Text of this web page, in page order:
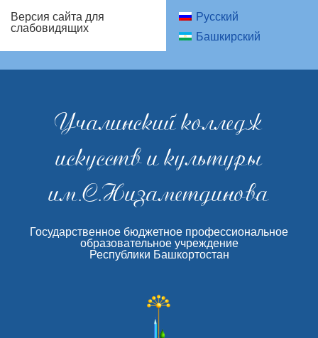
Версия сайта для
слабовидящих
Русский
Башкирский
Учалинский колледж
искусств и культуры
им.С.Низаметдинова
Государственное бюджетное профессиональное
образовательное учреждение
Республики Башкортостан